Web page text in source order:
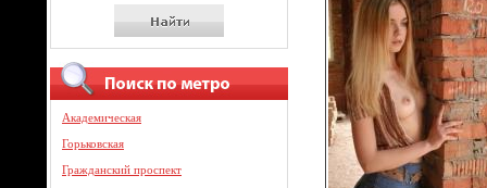
Академическая
Горьковская
Гражданский проспект